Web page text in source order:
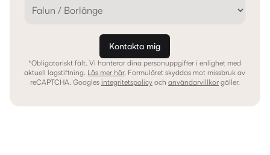
Kontakta mig
*Obligatoriskt fält. Vi hanterar dina personuppgifter i enlighet med
aktuell lagstiftning. Läs mer här. Formuläret skyddas mot missbruk av
reCAPTCHA. Googles integritetspolicyoch användarvillkorgäller.